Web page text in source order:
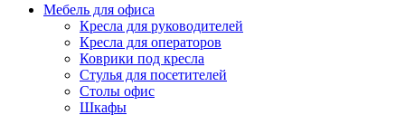
Мебель для офиса
Кресла для руководителей
Кресла для операторов
Коврики под кресла
Стулья для посетителей
Столы офис
Шкафы